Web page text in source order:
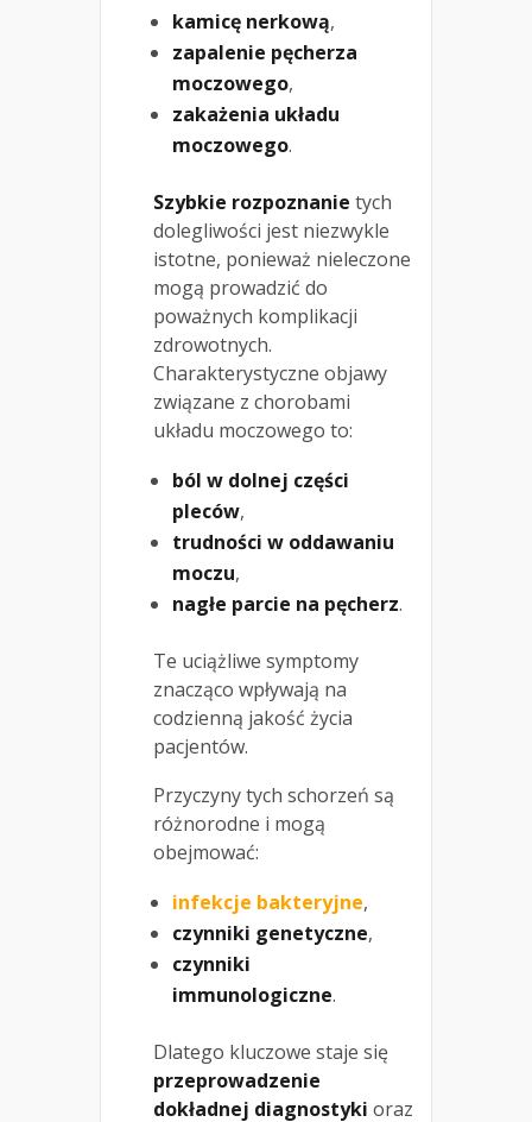
kamicę nerkową,
zapalenie pęcherza
moczowego,
zakażenia układu
moczowego.
Szybkie rozpoznanie tych
dolegliwości jest niezwykle
istotne, ponieważ nieleczone
mogą prowadzić do
poważnych komplikacji
zdrowotnych.
Charakterystyczne objawy
związane z chorobami
układu moczowego to:
ból w dolnej części
pleców,
trudności w oddawaniu
moczu,
nagłe parcie na pęcherz.
Te uciążliwe symptomy
znacząco wpływają na
codzienną jakość życia
pacjentów.
Przyczyny tych schorzeń są
różnorodne i mogą
obejmować:
infekcje bakteryjne,
czynniki genetyczne,
czynniki
immunologiczne.
Dlatego kluczowe staje się
przeprowadzenie
dokładnej diagnostyki oraz